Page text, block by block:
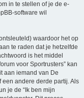
in te stellen of je de e-
software wil
waardoor het op
te raden dat je hetzelfde
is het middel
voor Sportrusters” kan
aan iemand van De
een andere derde partij. Als
je de “Ik ben mijn